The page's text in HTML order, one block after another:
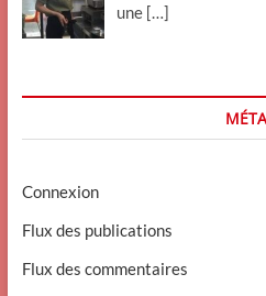
une […]
MÉTA
Connexion
Flux des publications
Flux des commentaires